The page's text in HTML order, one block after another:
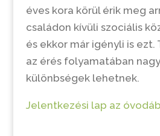
éves kora körül érik meg
családon kívüli szociális
és ekkor már igényli is ezt.
az érés folyamatában
különbségek lehetnek.
Jelentkezési lap az